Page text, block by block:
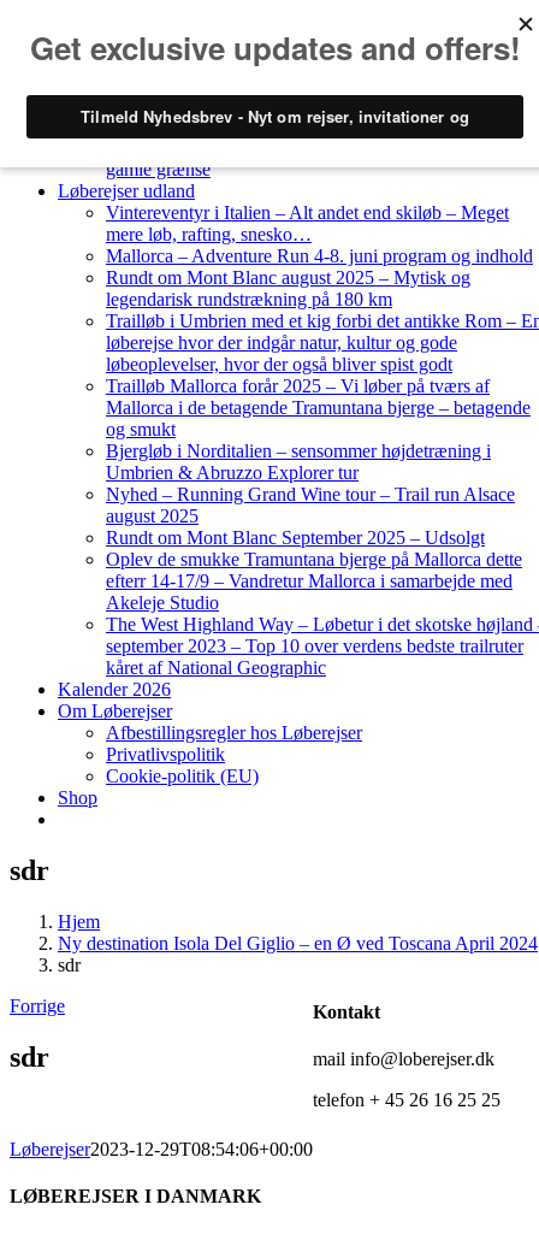
Løberejser Danmark
gamle grænse
Løberejser udland
Vintereventyr i Italien – Alt andet end skiløb – Meget
mere løb, rafting, snesko…
Mallorca – Adventure Run 4-8. juni program og indhold
Rundt om Mont Blanc august 2025 – Mytisk og
legendarisk rundstrækning på 180 km
Trailløb i Umbrien med et kig forbi det antikke Rom –
løberejse hvor der indgår natur, kultur og gode
løbeoplevelser, hvor der også bliver spist godt
Trailløb Mallorca forår 2025 – Vi løber på tværs af
Mallorca i de betagende Tramuntana bjerge – betagende
og smukt
Bjergløb i Norditalien – sensommer højdetræning i
Umbrien & Abruzzo Explorer tur
Nyhed – Running Grand Wine tour – Trail run Alsace
august 2025
Rundt om Mont Blanc September 2025 – Udsolgt
Oplev de smukke Tramuntana bjerge på Mallorca dette
efterr 14-17/9 – Vandretur Mallorca i samarbejde med
Akeleje Studio
The West Highland Way – Løbetur i det skotske højland
september 2023 – Top 10 over verdens bedste trailruter
kåret af National Geographic
Kalender 2026
Om Løberejser
Afbestillingsregler hos Løberejser
Privatlivspolitik
Cookie-politik (EU)
Shop
sdr
Hjem
Ny destination Isola Del Giglio – en Ø ved Toscana April 2024
sdr
Forrige
sdr
Løberejser2023-12-29T08:54:06+00:00
LØBEREJSER I DANMARK
Kontakt
mail info@loberejser.dk
telefon + 45 26 16 25 25